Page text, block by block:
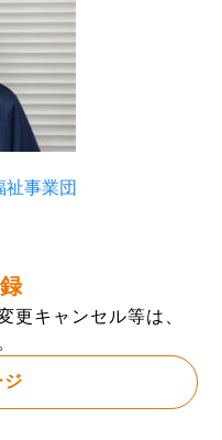
祉事業団
更キャンセル等は、
ジ